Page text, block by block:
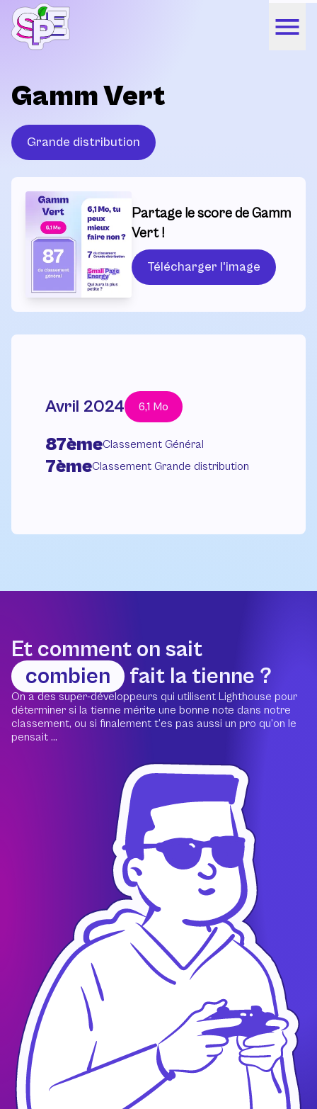
Gamm Vert
Grande distribution
Partage le score de Gamm
Vert !
Télécharger l'image
Avril 2024 6,1 Mo
87èmeClassement Général
7èmeClassement Grande distribution
Et comment on sait
combien
fait la tienne ?
On a des super-développeurs qui utilisent Lighthouse pour
déterminer si la tienne mérite une bonne note dans notre
classement, ou si finalement t’es pas aussi un pro qu’on le
pensait ...